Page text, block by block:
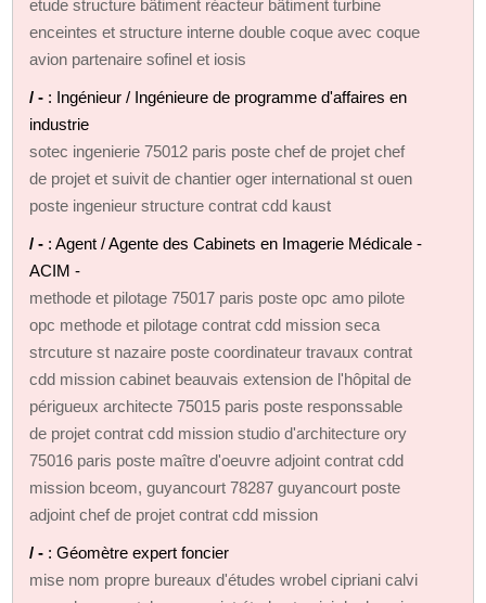
etude structure bâtiment réacteur bâtiment turbine
enceintes et structure interne double coque avec coque
avion partenaire sofinel et iosis
/ - : Ingénieur / Ingénieure de programme d'affaires en
industrie
sotec ingenierie 75012 paris poste chef de projet chef
de projet et suivit de chantier oger international st ouen
poste ingenieur structure contrat cdd kaust
/ - : Agent / Agente des Cabinets en Imagerie Médicale -
ACIM -
methode et pilotage 75017 paris poste opc amo pilote
opc methode et pilotage contrat cdd mission seca
strcuture st nazaire poste coordinateur travaux contrat
cdd mission cabinet beauvais extension de l'hôpital de
périgueux architecte 75015 paris poste responssable
de projet contrat cdd mission studio d'architecture ory
75016 paris poste maître d'oeuvre adjoint contrat cdd
mission bceom, guyancourt 78287 guyancourt poste
adjoint chef de projet contrat cdd mission
/ - : Géomètre expert foncier
mise nom propre bureaux d'études wrobel cipriani calvi